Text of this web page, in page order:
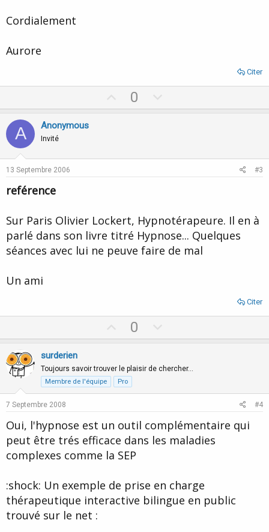
Cordialement
Aurore
Citer
p
t
0
o
v
A Anonymous
Invité
13 Septembre 2006 #3
reférence
Sur Paris Olivier Lockert, Hypnotérapeure. Il en à
parlé dans son livre titré Hypnose... Quelques
séances avec lui ne peuve faire de mal
Un ami
Citer
p
o
t
e
0
o
n
o
e
surderien
Toujours savoir trouver le plaisir de chercher…
Membre de l'équipe Pro
7 Septembre 2008 #4
Oui, l'hypnose est un outil complémentaire qui
peut être trés efficace dans les maladies
complexes comme la SEP
:shock: Un exemple de prise en charge
thérapeutique interactive bilingue en public
trouvé sur le net :